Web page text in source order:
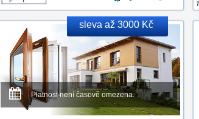
sleva až 3000 Kč
Platnost není časově omezena.